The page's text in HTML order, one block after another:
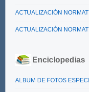
ACTUALIZACIÓN
ACTUALIZACIÓN
Enciclopedias
ALBUM DE FOTOS